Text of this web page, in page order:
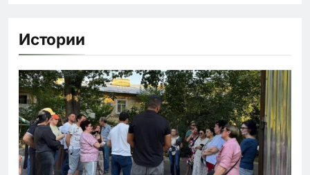
Истории